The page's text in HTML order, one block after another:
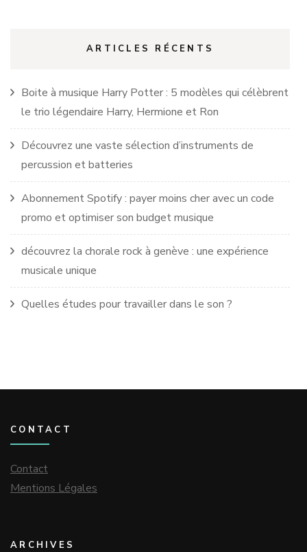
ARTICLES RÉCENTS
Boite à musique Harry Potter : 5 modèles qui célèbrent
le trio légendaire Harry, Hermione et Ron
Découvrez une vaste sélection d’instruments de
percussion et batteries
Abonnement Spotify : payer moins cher avec un code
promo et optimiser son budget musique
découvrez la chorale rock à genève : une expérience
musicale unique
Quelles études pour travailler dans le son ?
CONTACT
Contact
Mentions Légales
ARCHIVES